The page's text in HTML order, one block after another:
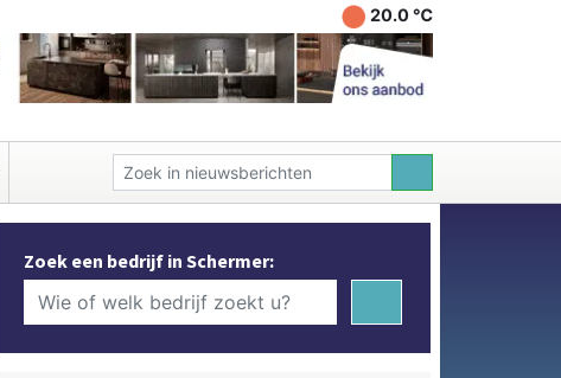
20.0 ℃
Zoek een bedrijf in Schermer: